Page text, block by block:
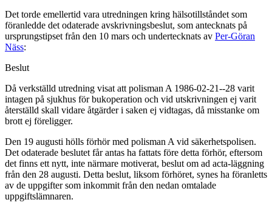
Det torde emellertid vara utredningen kring hälsotillståndet som
föranledde det odaterade avskrivningsbeslut, som antecknats på
ursprungstipset från den 10 mars och undertecknats av Per-Göran
Näss:
Beslut
Då verkställd utredning visat att polisman A 1986-02-21--28 varit
intagen på sjukhus för bukoperation och vid utskrivningen ej varit
återställd skall vidare åtgärder i saken ej vidtagas, då misstanke om
brott ej föreligger.
Den 19 augusti hölls förhör med polisman A vid säkerhetspolisen.
Det odaterade beslutet får antas ha fattats före detta förhör, eftersom
det finns ett nytt, inte närmare motiverat, beslut om ad acta-läggning
från den 28 augusti. Detta beslut, liksom förhöret, synes ha föranletts
av de uppgifter som inkommit från den nedan omtalade
uppgiftslämnaren.